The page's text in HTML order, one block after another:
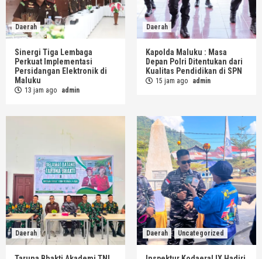
Daerah
Sinergi Tiga Lembaga
Perkuat Implementasi
Persidangan Elektronik di
Maluku
13 jam ago admin
Daerah
Kapolda Maluku : Masa
Depan Polri Ditentukan dari
Kualitas Pendidikan di SPN
15 jam ago admin
Daerah Daerah Uncategorized